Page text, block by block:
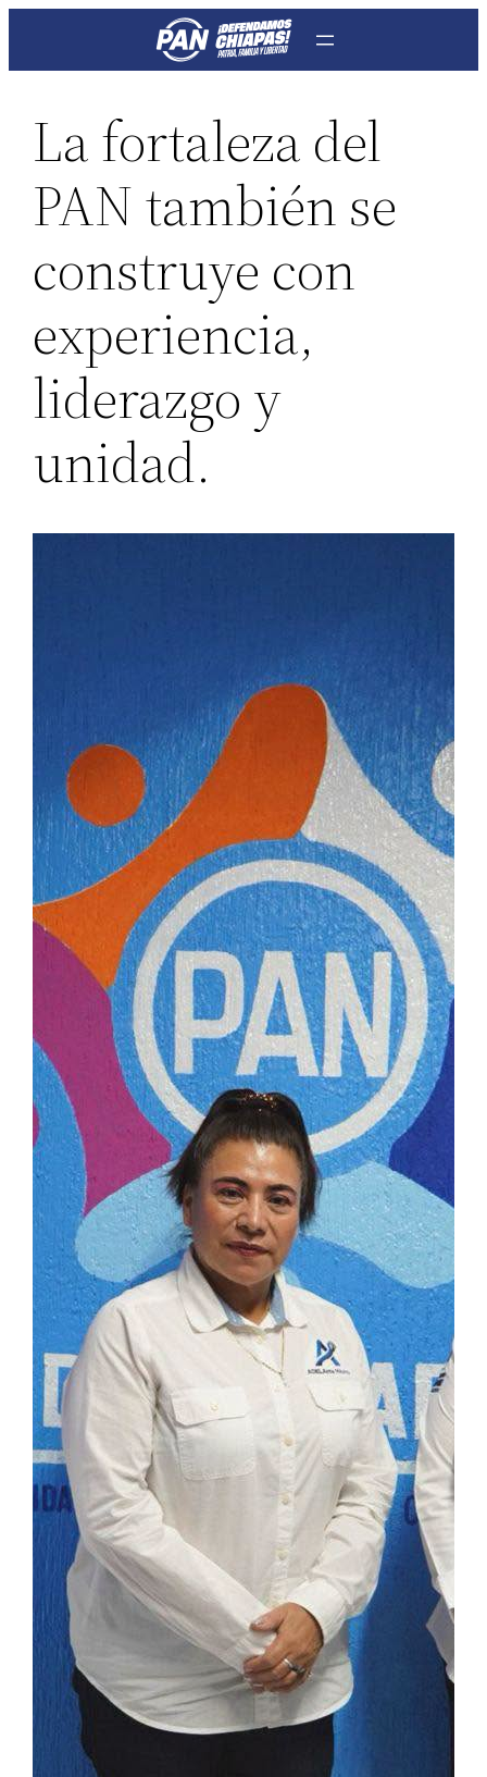
La fortaleza del
PAN también se
construye con
experiencia,
liderazgo y
unidad.